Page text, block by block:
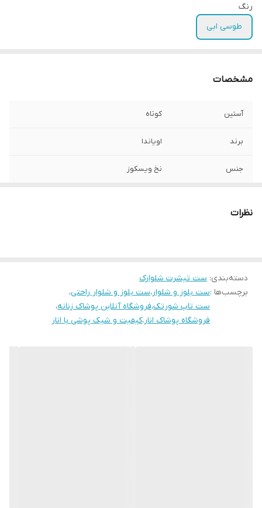
رنگ
طوسی ابی
مشخصات
آستین کوتاه
برند اویاندا
جنس نخ ویسکوز
قد قد بلوز70-قد شلوار 100
نظرات
دسته‌بندی: ست تیشرت شلوارک
برچسب‌ها :ست بلوز و شلوار،ست بلوز و شلوار راحتی،
ست تاپ شورتک،فروشگاه آنلاین پوشاک زنانه،
فروشگاه پوشاک انار،کیفیت و شیک پوشی با انار